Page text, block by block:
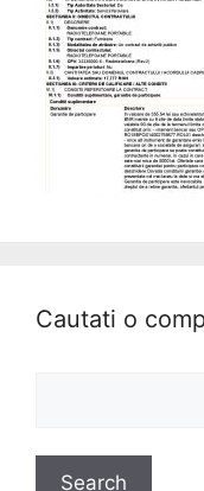
Cautati o